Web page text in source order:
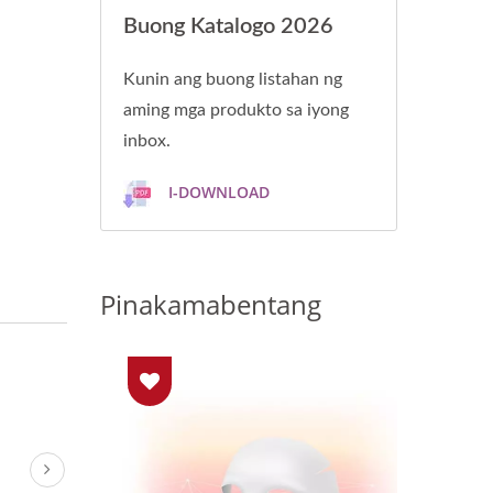
Buong Katalogo 2026
Kunin ang buong listahan ng
aming mga produkto sa iyong
inbox.
I-DOWNLOAD
Pinakamabentang